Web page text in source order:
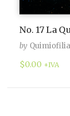
No. 17 La
by Quimiofilia
$0.00 +IVA